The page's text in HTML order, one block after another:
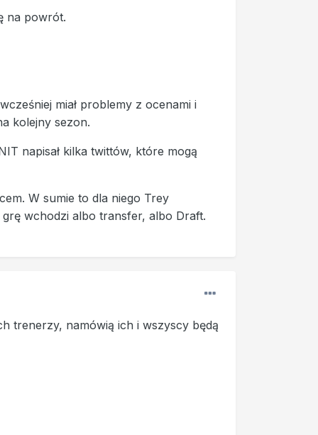
na powrót.
miał problemy z ocenami i
kolejny sezon.
napisał kilka twittów, które mogą
W sumie to dla niego Trey
wchodzi albo transfer, albo Draft.
trenerzy, namówią ich i wszyscy będą